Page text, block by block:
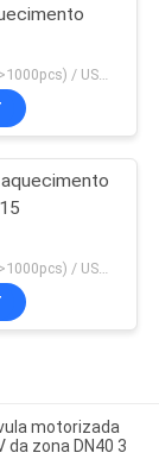
motorizada
zona DN40 3